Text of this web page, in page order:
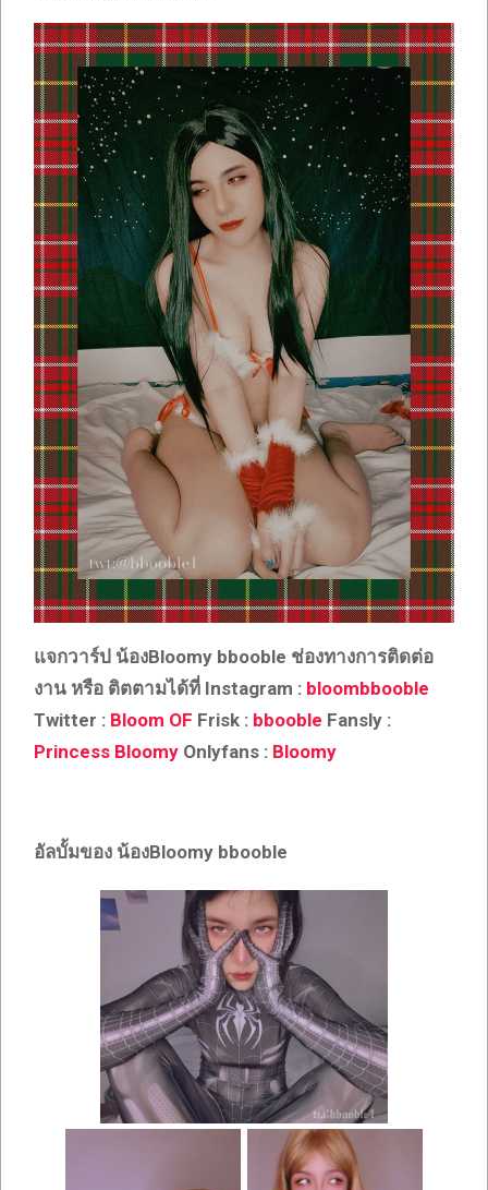
แจกวาร์ป น้องBloomy bbooble ช่องทางการติดต่อ
งาน หรือ ติตตามได้ที่ Instagram : bloombbooble
Twitter : Bloom OF Frisk : bbooble Fansly :
Princess Bloomy Onlyfans : Bloomy
อัลบั้มของ น้องBloomy bbooble